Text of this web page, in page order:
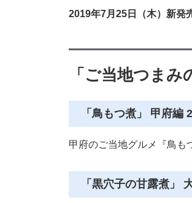
2019年7月25日（木）新発
「ご当地つまみ
「鳥もつ煮」 甲府編
甲府のご当地グルメ『鳥も
「黒穴子の甘露煮」